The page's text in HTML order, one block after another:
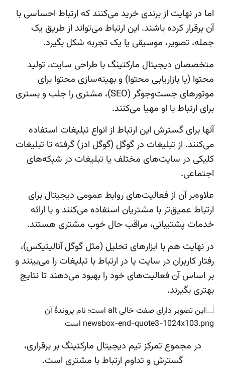
اما در نهایت از برندی خرید می‌کنند که ارتباط احساسی با
آن برقرار کرده باشند. این ارتباط می‌تواند از طریق یک
جمله، تصویر، موسیقی یا یک تجربه شکل بگیرد.
متخصصان دیجیتال مارکتینگ با طراحی سایت، تولید
محتوا (یا بازاریابی محتوا) و بهینه‌سازی محتوا برای
موتورهای جست‌وجوگر (SEO)، مشتری را جلب و بستری
برای ارتباط با او مهیا می‌کنند.
آنها برای گسترش این ارتباط از انواع تبلیغات استفاده
می‌کنند. از تبلیغات در گوگل (گوگل ادز) گرفته تا تبلیغات
کلیکی در سایت‌های مختلف یا تبلیغات در شبکه‌های
اجتماعی.
علاوه‌بر آن از فعالیت‌های روابط عمومی دیجیتال برای
ارتباط عمیق‌تر با مشتریان استفاده می‌کنند و با ارائه
خدمات پشتیبانی، مراقب حال خوب مشتری هستند.
در نهایت هم با ابزارهای تحلیل (مثل گوگل آنالیتیکس)،
رفتار کاربران در سایت یا در ارتباط با تبلیغات را می‌بینند و
بر اساس آن فعالیت‌های خود را بهبود می‌دهند تا نتایج
بهتری بگیرند.
در مجموع تمرکز تیم دیجیتال مارکتینگ بر برقراری،
گسترش و تداوم ارتباط با مشتری است.